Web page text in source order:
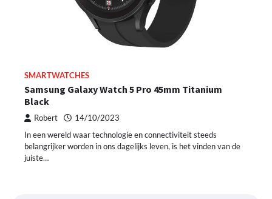
SMARTWATCHES
Samsung Galaxy Watch 5 Pro 45mm Titanium
Black
Robert 14/10/2023
In een wereld waar technologie en connectiviteit steeds
belangrijker worden in ons dagelijks leven, is het vinden van de
juiste…